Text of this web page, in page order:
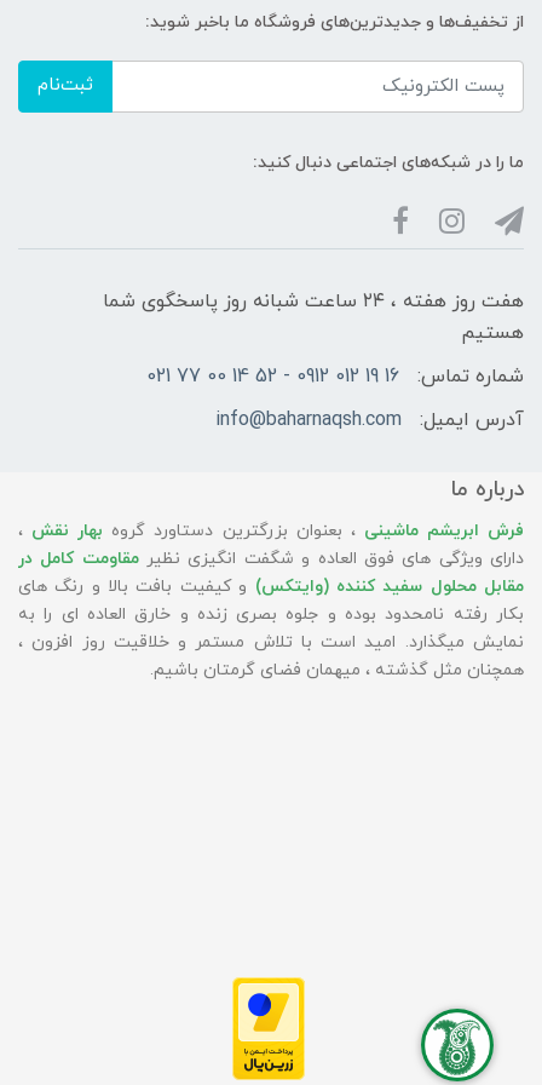
از تخفیف‌ها و جدیدترین‌های فروشگاه ما باخبر شوید:
ثبت‌نام
ما را در شبکه‌های اجتماعی دنبال کنید:
هفت روز هفته ، ۲۴ ساعت شبانه‌ روز پاسخگوی شما
هستیم
شماره تماس:
16 19 012 0912 - 52 14 00 77 021
آدرس ایمیل:
info@baharnaqsh.com
درباره ما
فرش ابریشم ماشینی ، بعنوان بزرگترین دستاورد گروه بهار نقش ،
دارای ویژگی های فوق العاده و شگفت انگیزی نظیرمقاومت کامل در
مقابل محلول سفید کننده (وایتکس) و کیفیت بافت بالا و رنگ های
بکار رفته نامحدود بوده و جلوه بصری زنده و خارق العاده ای را به
نمایش میگذارد. امید است با تلاش مستمر و خلاقیت روز افزون ،
همچنان مثل گذشته ، میهمان فضای گرمتان باشیم.